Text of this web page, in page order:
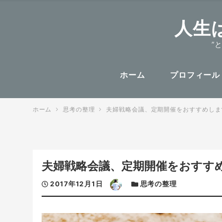
人生
”
ホーム プロフィール
ホーム 思考の整理 夫婦戦略会議、定期開催をおすすめし
夫婦戦略会議、定期開催をおすす
投
稿
日
2017年12月1日
著
者
カ
テ
ゴ
思考の整理